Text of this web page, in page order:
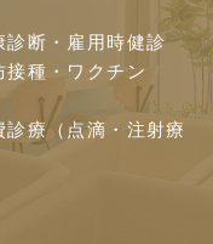
診断・雇用時健診
接種・ワクチン
診療（点滴・注射療